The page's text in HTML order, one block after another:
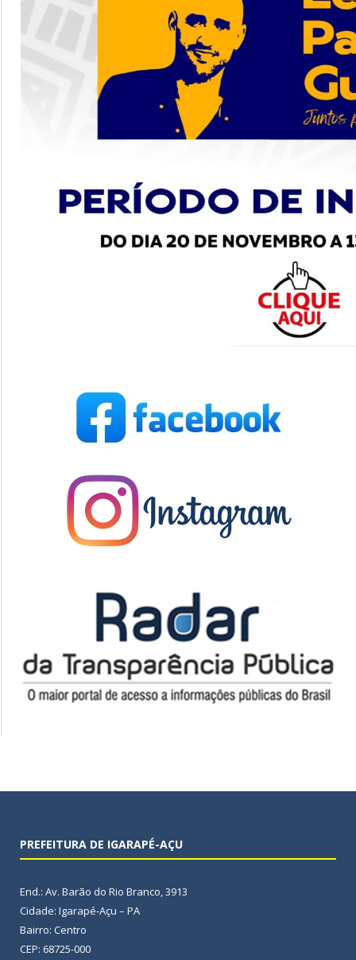
PREFEITURA DE IGARAPÉ-AÇU
End.: Av. Barão do Rio Branco, 3913
Cidade: Igarapé-Açu – PA
Bairro: Centro
CEP: 68725-000